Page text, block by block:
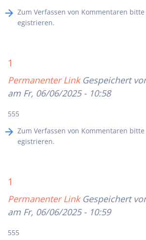
Zum Verfassen von Kommentaren bitte
egistrieren.
1
Permanenter Link Gespeichert
am Fr, 06/06/2025 - 10:58
555
Zum Verfassen von Kommentaren bitte
egistrieren.
1
Permanenter Link Gespeichert
am Fr, 06/06/2025 - 10:59
555